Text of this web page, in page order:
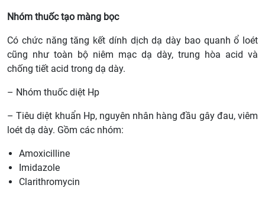
Nhóm thuốc tạo màng bọc
Có chức năng tăng kết dính dịch dạ dày bao quanh ổ loét
cũng như toàn bộ niêm mạc dạ dày, trung hòa acid và
chống tiết acid trong dạ dày.
– Nhóm thuốc diệt Hp
– Tiêu diệt khuẩn Hp, nguyên nhân hàng đầu gây đau, viêm
loét dạ dày. Gồm các nhóm:
Amoxicilline
Imidazole
Clarithromycin